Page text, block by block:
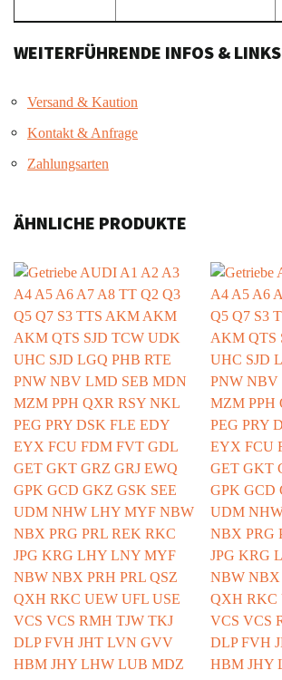
WEITERFÜHRENDE INFOS & LINKS
Versand & Kaution
Kontakt & Anfrage
Zahlungsarten
ÄHNLICHE PRODUKTE